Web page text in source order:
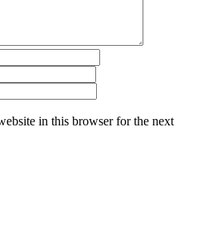
in this browser for the next